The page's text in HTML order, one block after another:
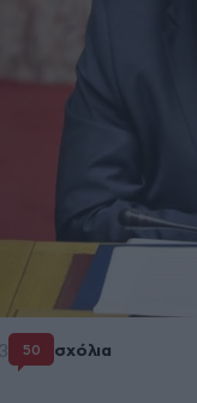
50 σχόλια